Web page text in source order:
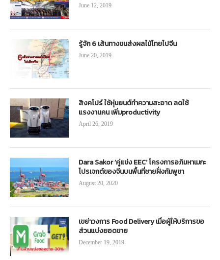
June 12, 2019
รู้จัก 6 เส้นทางขนส่งผลไม้ไทยไปจีน
June 20, 2019
สิงคโปร์ ใช้หุ่นยนต์ทำความสะอาด ลดใช้
แรงงานคน เพิ่มproductivity
April 26, 2019
Dara Sakor ‘คู่แข่ง EEC’ โครงการอภิมหาเมกะ
โปรเจกต์ของจีนบนพื้นที่ชายฝั่งกัมพูชา
August 20, 2020
เขย่าวงการ Food Delivery เมื่อผู้ให้บริการขอ
ส่วนแบ่งยอดขาย
December 19, 2019